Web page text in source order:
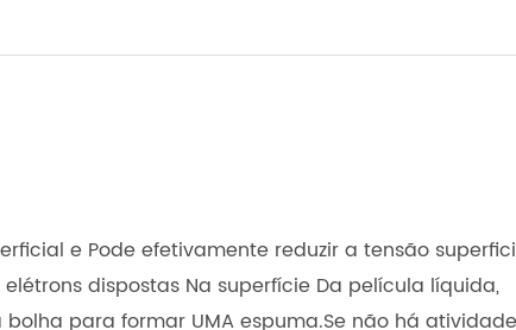
e Pode efetivamente reduzir a tensão
dispostas Na superfície Da película líquida,
para formar UMA espuma.Se não há atividade